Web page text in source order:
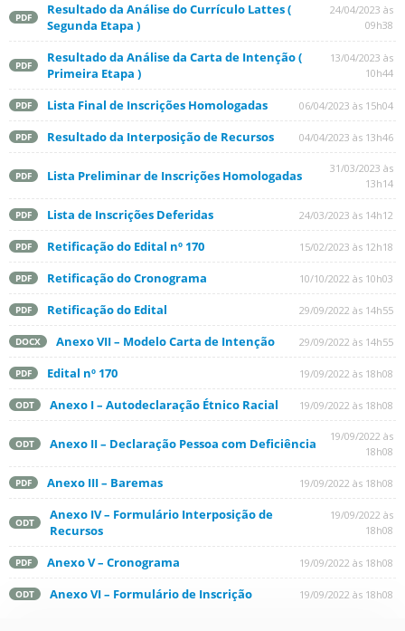
PDF
Resultado da Análise do Currículo Lattes (
Segunda Etapa )
24/04/2023 às
09h38
PDF
Resultado da Análise da Carta de Intenção (
Primeira Etapa )
13/04/2023 às
10h44
PDF Lista Final de Inscrições Homologadas 06/04/2023 às 15h04
PDF Resultado da Interposição de Recursos 04/04/2023 às 13h46
PDF Lista Preliminar de Inscrições Homologadas
31/03/2023 às
13h14
PDF Lista de Inscrições Deferidas 24/03/2023 às 14h12
PDF Retificação do Edital nº 170 15/02/2023 às 12h18
PDF Retificação do Cronograma 10/10/2022 às 10h03
PDF Retificação do Edital 29/09/2022 às 14h55
DOCX Anexo VII – Modelo Carta de Intenção 29/09/2022 às 14h55
PDF Edital nº 170 19/09/2022 às 18h08
ODT Anexo I – Autodeclaração Étnico Racial 19/09/2022 às 18h08
ODT Anexo II – Declaração Pessoa com Deficiência
19/09/2022 às
18h08
PDF Anexo III – Baremas 19/09/2022 às 18h08
ODT
Anexo IV – Formulário Interposição de
Recursos
19/09/2022 às
18h08
PDF Anexo V – Cronograma 19/09/2022 às 18h08
ODT Anexo VI – Formulário de Inscrição 19/09/2022 às 18h08